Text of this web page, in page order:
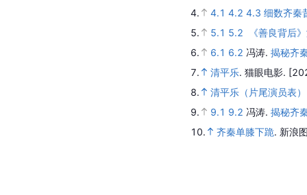
4.
4.1 4.2 4.3 细数齐秦
5.
5.1 5.2
《善良背后
6.
6.1 6.2 冯涛. 揭秘齐
7.
清平乐. 猫眼电影.
8.
清平乐（片尾演员表）
9.
9.1 9.2 冯涛. 揭秘齐
10.
齐秦单膝下跪. 新浪